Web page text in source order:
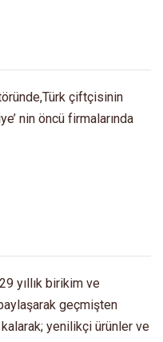
çiftçisinin
nin öncü firmalarında
yıllık birikim ve
geçmişten
yenilikçi ürünler ve